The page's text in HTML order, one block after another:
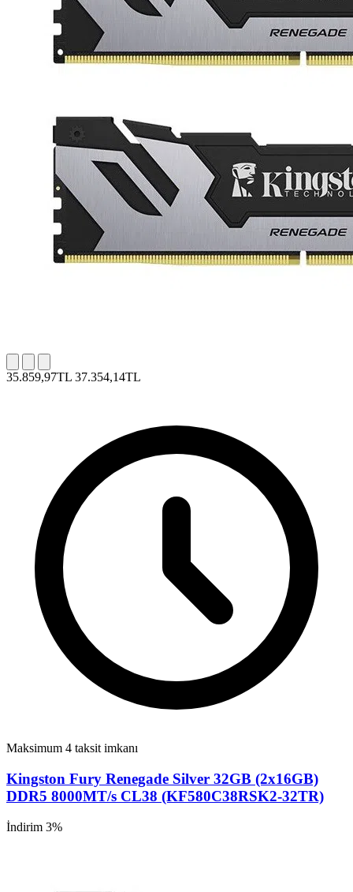
35.859,97TL 37.354,14TL
Maksimum 4 taksit imkanı
Kingston Fury Renegade Silver 32GB (2x16GB)
DDR5 8000MT/s CL38 (KF580C38RSK2-32TR)
İndirim 3%